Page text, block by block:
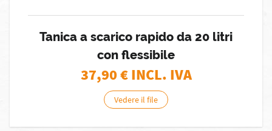
Tanica a scarico rapido da 20 litri
con flessibile
37,90€ INCL. IVA
Vedere il file